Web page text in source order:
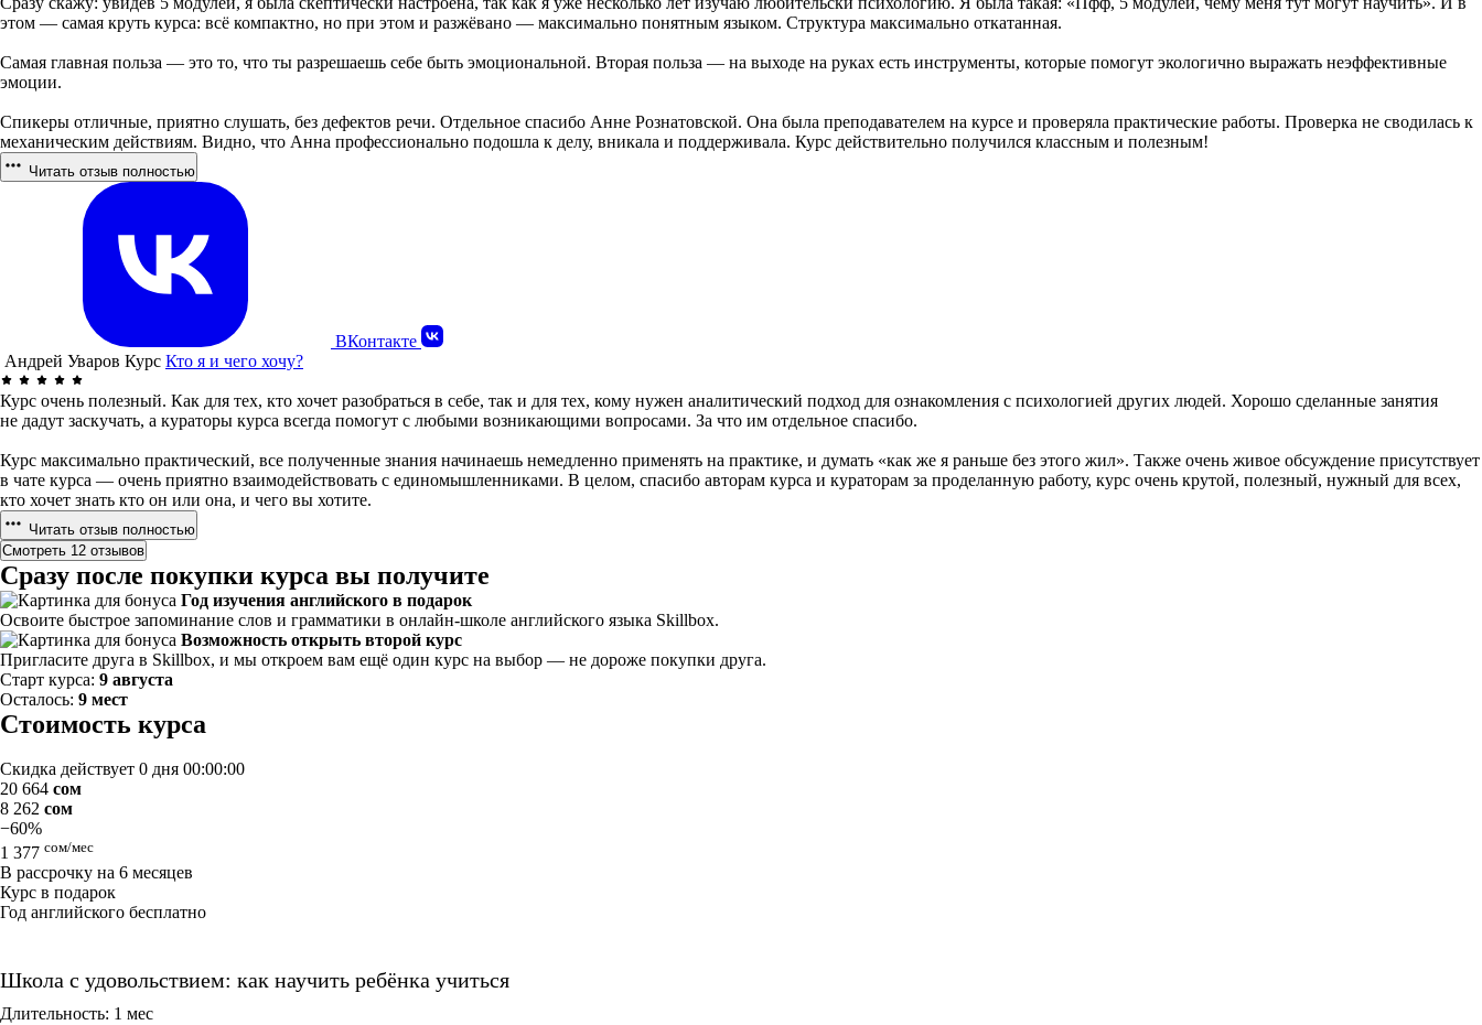
этом — самая круть курса: всё компактно, но при этом и разжёвано — максимально понятным языком. Структура максимально откатанная.
Самая главная польза — это то, что ты разрешаешь себе быть эмоциональной. Вторая польза — на выходе на руках есть инструменты, которые помогут экологично выражать неэффективные
эмоции.
Спикеры отличные, приятно слушать, без дефектов речи. Отдельное спасибо Анне Рознатовской. Она была преподавателем на курсе и проверяла практические работы. Проверка не сводилась к
механическим действиям. Видно, что Анна профессионально подошла к делу, вникала и поддерживала. Курс действительно получился классным и полезным!
Читать отзыв полностью
ВКонтакте
Андрей Уваров Курс Кто я и чего хочу?
Курс очень полезный. Как для тех, кто хочет разобраться в себе, так и для тех, кому нужен аналитический подход для ознакомления с психологией других людей. Хорошо сделанные занятия
не дадут заскучать, а кураторы курса всегда помогут с любыми возникающими вопросами. За что им отдельное спасибо.
Курс максимально практический, все полученные знания начинаешь немедленно применять на практике, и думать «как же я раньше без этого жил». Также очень живое обсуждение присутствует
в чате курса — очень приятно взаимодействовать с единомышленниками. В целом, спасибо авторам курса и кураторам за проделанную работу, курс очень крутой, полезный, нужный для всех,
кто хочет знать кто он или она, и чего вы хотите.
Читать отзыв полностью
Смотреть 12 отзывов
Сразу после покупки курса вы получите
Год изучения английского в подарок
Освоите быстрое запоминание слов и грамматики в онлайн-школе английского языка Skillbox.
Возможность открыть второй курс
Пригласите друга в Skillbox, и мы откроем вам ещё один курс на выбор — не дороже покупки друга.
Старт курса: 9 августа
Осталось: 9 мест
Стоимость курса
Скидка действует 0 дня 00:00:00
20 664 сом
8 262 сом
−60%
1 377 сом/мес
В рассрочку на 6 месяцев
Курс в подарок
Год английского бесплатно
Школа с удовольствием: как научить ребёнка учиться
Длительность: 1 мес